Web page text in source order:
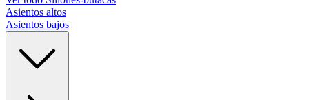
Asientos altos
Asientos bajos